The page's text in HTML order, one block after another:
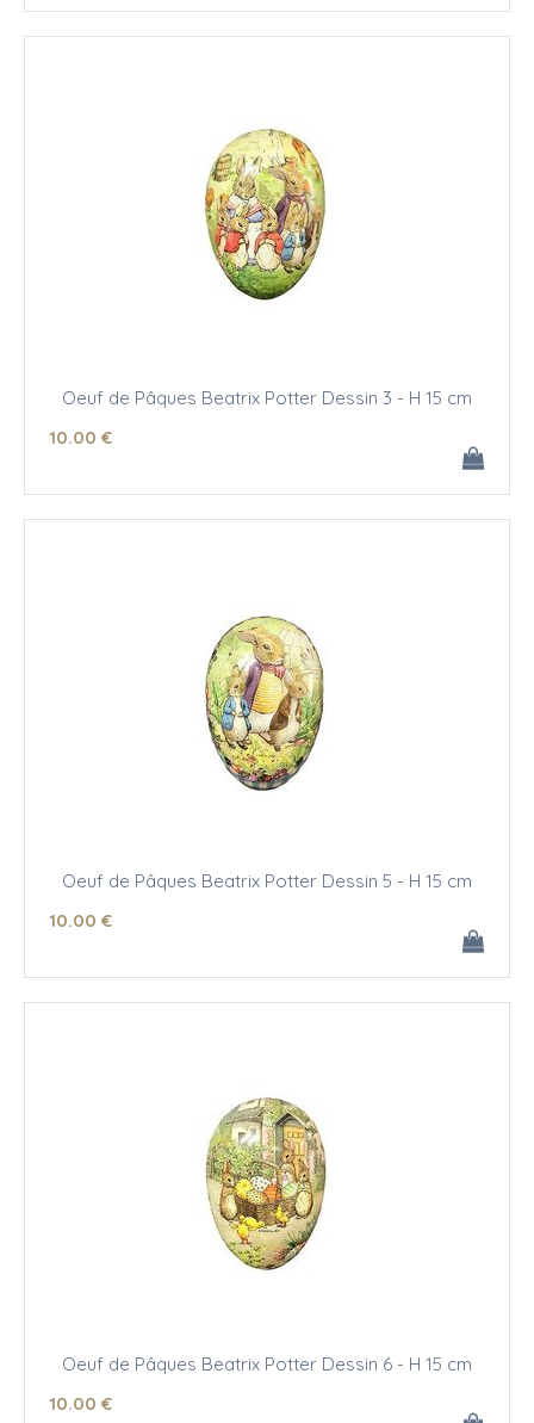
Oeuf de Pâques Beatrix Potter Dessin 3 - H 15 cm
10.00 €
Oeuf de Pâques Beatrix Potter Dessin 5 - H 15 cm
10.00 €
Oeuf de Pâques Beatrix Potter Dessin 6 - H 15 cm
10.00 €